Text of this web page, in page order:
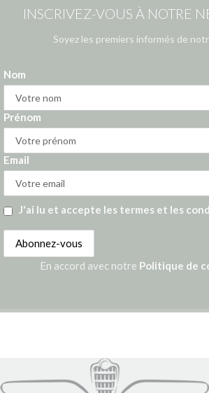
INSCRIVEZ-VOUS À NOTRE
Soyez les premiers informés de
Nom
Prénom
Email
J'ai lu et accepte les termes et les
En accord avec notre Politique de